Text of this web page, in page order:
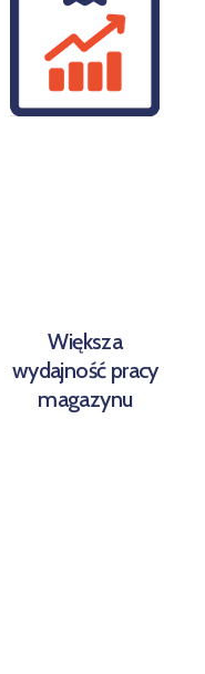
Większa
wydajność pracy
magazynu